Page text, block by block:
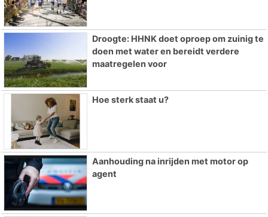
Droogte: HHNK doet oproep om zuinig te
doen met water en bereidt verdere
maatregelen voor
Hoe sterk staat u?
Aanhouding na inrijden met motor op
agent